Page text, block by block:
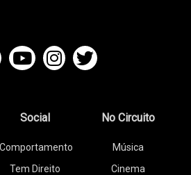
Social
Comportamento
Tem Direito
No Circuito
Música
Cinema